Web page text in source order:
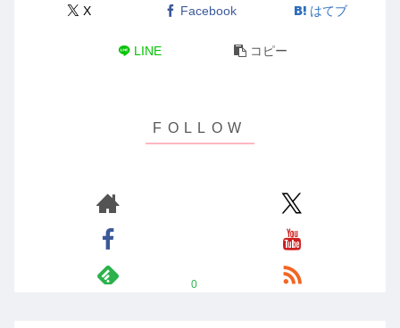
X Facebook はてブ
LINE コピー
0